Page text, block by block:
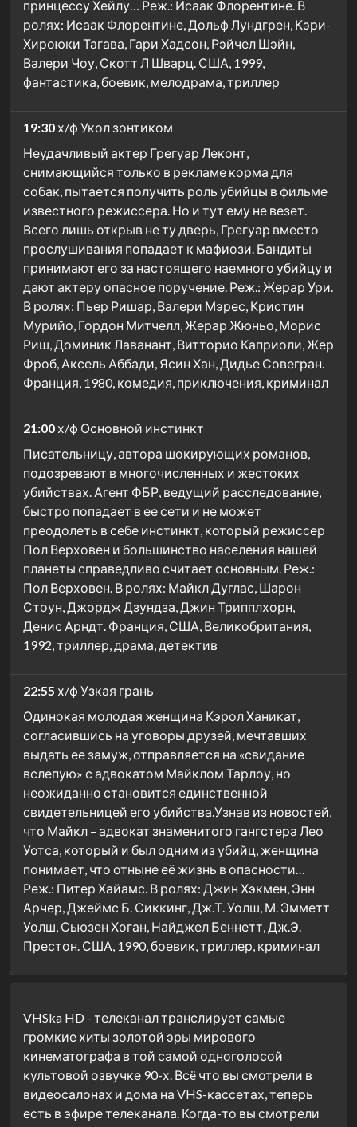
принцессу Хейлу… Реж.: Исаак Флорентине. В
ролях: Исаак Флорентине, Дольф Лундгрен, Кэри-
Хироюки Тагава, Гари Хадсон, Рэйчел Шэйн,
Валери Чоу, Скотт Л Шварц. США, 1999,
фантастика, боевик, мелодрама, триллер
19:30 х/ф Укол зонтиком
Неудачливый актер Грегуар Леконт,
снимающийся только в рекламе корма для
собак, пытается получить роль убийцы в фильме
известного режиссера. Но и тут ему не везет.
Всего лишь открыв не ту дверь, Грегуар вместо
прослушивания попадает к мафиози. Бандиты
принимают его за настоящего наемного убийцу и
дают актеру опасное поручение. Реж.: Жерар Ури.
В ролях: Пьер Ришар, Валери Мэрес, Кристин
Мурийо, Гордон Митчелл, Жерар Жюньо, Морис
Риш, Доминик Лаванант, Витторио Каприоли, Жер
Фроб, Аксель Аббади, Ясин Хан, Дидье Совегран.
Франция, 1980, комедия, приключения, криминал
21:00 х/ф Основной инстинкт
Писательницу, автора шокирующих романов,
подозревают в многочисленных и жестоких
убийствах. Агент ФБР, ведущий расследование,
быстро попадает в ее сети и не может
преодолеть в себе инстинкт, который режиссер
Пол Верховен и большинство населения нашей
планеты справедливо считает основным. Реж.:
Пол Верховен. В ролях: Майкл Дуглас, Шарон
Стоун, Джордж Дзундза, Джин Трипплхорн,
Денис Арндт. Франция, США, Великобритания,
1992, триллер, драма, детектив
22:55 х/ф Узкая грань
Одинокая молодая женщина Кэрол Ханикат,
согласившись на уговоры друзей, мечтавших
выдать ее замуж, отправляется на «свидание
вслепую» с адвокатом Майклом Тарлоу, но
неожиданно становится единственной
свидетельницей его убийства.Узнав из новостей,
что Майкл – адвокат знаменитого гангстера Лео
Уотса, который и был одним из убийц, женщина
понимает, что отныне её жизнь в опасности…
Реж.: Питер Хайамс. В ролях: Джин Хэкмен, Энн
Арчер, Джеймс Б. Сиккинг, Дж.Т. Уолш, М. Эмметт
Уолш, Сьюзен Хоган, Найджел Беннетт, Дж.Э.
Престон. США, 1990, боевик, триллер, криминал
VHSka HD - телеканал транслирует самые
громкие хиты золотой эры мирового
кинематографа в той самой одноголосой
культовой озвучке 90-х. Всë что вы смотрели в
видеосалонах и дома на VHS-кассетах, теперь
есть в эфире телеканала. Когда-то вы смотрели